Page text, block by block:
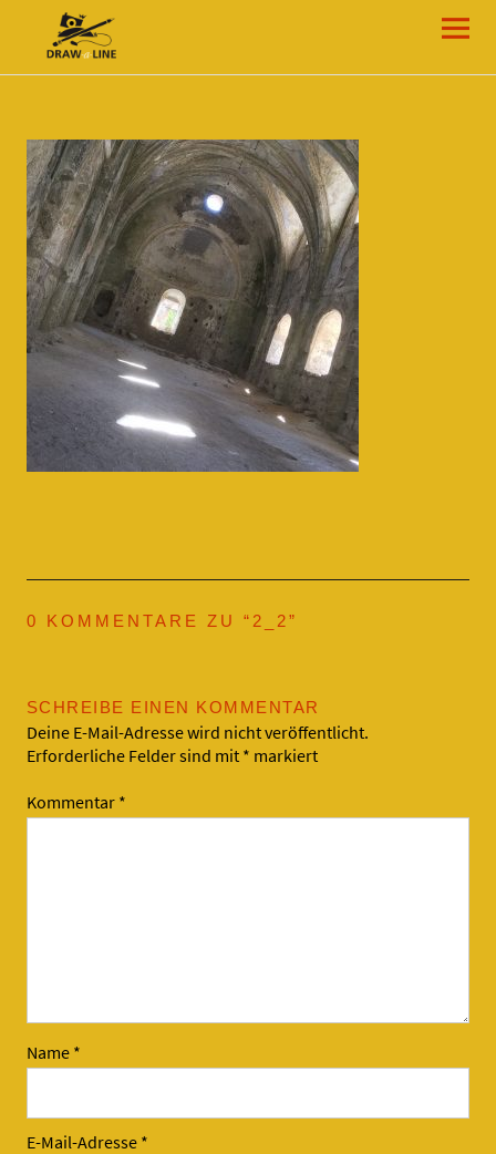
Draw-a-Line Grafik- und Web-Design
0 KOMMENTARE ZU “ 2_2”
SCHREIBE EINEN KOMMENTAR
Deine E-Mail-Adresse wird nicht veröffentlicht.
Erforderliche Felder sind mit * markiert
Kommentar *
Name *
E-Mail-Adresse *